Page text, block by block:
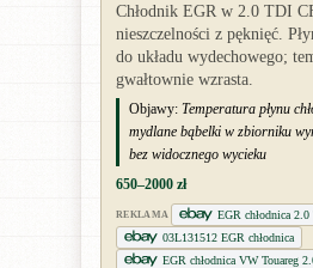
Chłodnik EGR w 2.0 TDI
nieszczelności z pęknięć.
do układu wydechowego;
gwałtownie wzrasta.
Objawy: Temperatura płynu
mydlane bąbelki w zbiorniku
bez widocznego wycieku
650–2000 zł
REKLAMA
EGR chłodnica
03L131512 EGR chłodnica
EGR chłodnica VW Touareg